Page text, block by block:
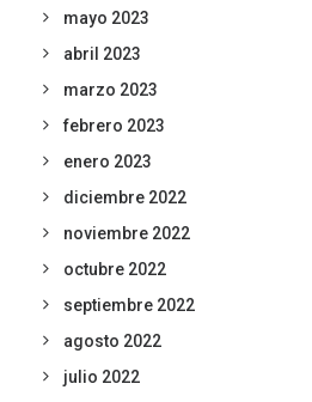
mayo 2023
abril 2023
marzo 2023
febrero 2023
enero 2023
diciembre 2022
noviembre 2022
octubre 2022
septiembre 2022
agosto 2022
julio 2022